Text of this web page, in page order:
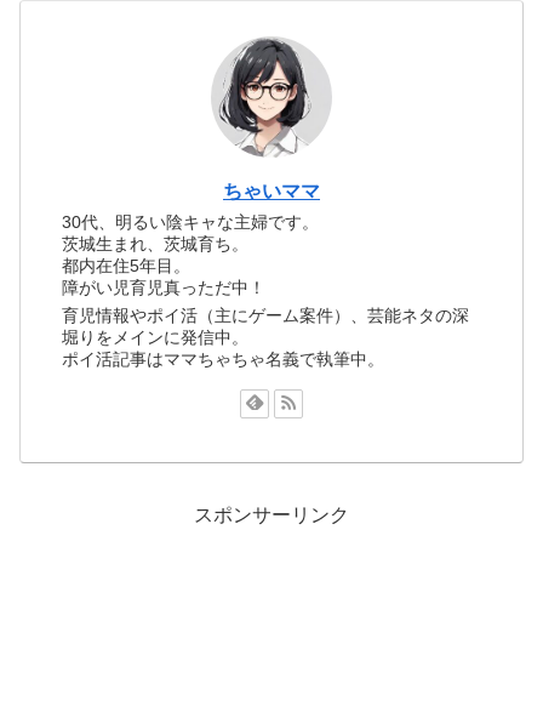
ちゃいママ
30代、明るい陰キャな主婦です。
茨城生まれ、茨城育ち。
都内在住5年目。
障がい児育児真っただ中！
育児情報やポイ活（主にゲーム案件）、芸能ネタの深
堀りをメインに発信中。
ポイ活記事はママちゃちゃ名義で執筆中。
スポンサーリンク